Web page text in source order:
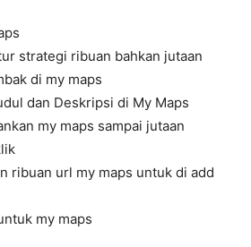
strategi ribuan bahkan jutaan
di my maps
dan Deskripsi di My Maps
my maps sampai jutaan
ribuan url my maps untuk di add
my maps